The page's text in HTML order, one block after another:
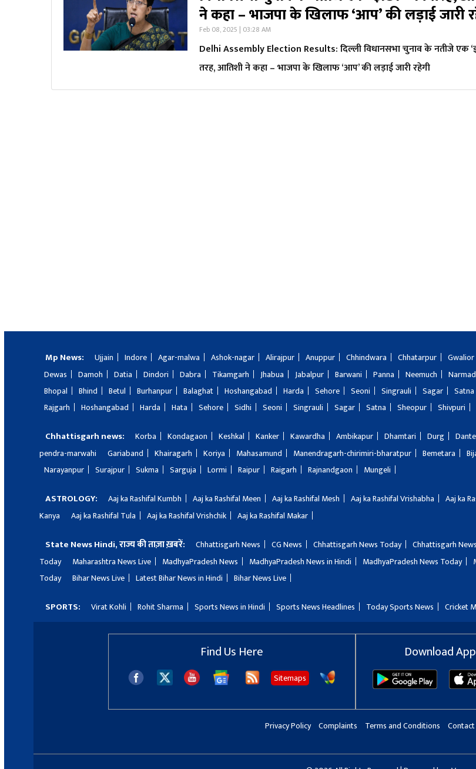
ने कहा – भाजपा के खिलाफ ‘आप’ की लड़ाई जारी
Feb 08, 2025 | 03:28 AM
Delhi Assembly Election Results: दिल्ली विधानसभा चुनाव के नतीजे एक
तरह, आतिशी ने कहा – भाजपा के खिलाफ ‘आप’ की लड़ाई जारी रहेगी
Mp News: Ujjain Indore Agar-malwa Ashok-nagar Alirajpur Anuppur Chhindwara Chhatarpur Gwalior
Dewas
Damoh Datia Dindori Dabra Tikamgarh Jhabua Jabalpur Barwani Panna Neemuch
Bhopal
Bhind Betul Burhanpur Balaghat Hoshangabad Harda Sehore Seoni Singrauli Sagar Satna
Rajgarh
Hoshangabad Harda Hata Sehore Sidhi Seoni Singrauli Sagar Satna Sheopur Shivpuri
Chhattisgarh news: Korba Kondagaon Keshkal Kanker Kawardha Ambikapur Dhamtari Durg
pendra-marwahi
Gariaband Khairagarh Koriya Mahasamund Manendragarh-chirimiri-bharatpur Bemetara
Narayanpur
Surajpur Sukma Sarguja Lormi Raipur Raigarh Rajnandgaon Mungeli
ASTROLOGY: Aaj ka Rashifal Kumbh Aaj ka Rashifal Meen Aaj ka Rashifal Mesh Aaj ka Rashifal Vrishabha Aaj ka
Kanya
Aaj ka Rashifal Tula Aaj ka Rashifal Vrishchik Aaj ka Rashifal Makar
State News Hindi, राज्य की ताज़ा ख़बरें: Chhattisgarh News CG News Chhattisgarh News Today Chhattisgarh
Today
Maharashtra News Live MadhyaPradesh News MadhyaPradesh News in Hindi MadhyaPradesh News Today
Today
Bihar News Live Latest Bihar News in Hindi Bihar News Live
SPORTS: Virat Kohli Rohit Sharma Sports News in Hindi Sports News Headlines Today Sports News Cricket
Find Us Here
Sitemaps
Download
Privacy Policy Complaints Terms and Conditions Contact